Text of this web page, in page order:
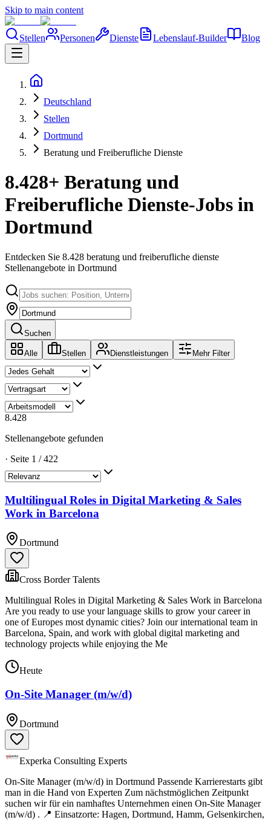
Skip to main content
Stellen Personen Dienste Lebenslauf-Builder Blog
Deutschland
Stellen
Dortmund
Beratung und Freiberufliche Dienste
8.428+ Beratung und
Freiberufliche Dienste-Jobs in
Dortmund
Entdecken Sie 8.428 beratung und freiberufliche dienste
Stellenangebote in Dortmund
Suchen
Alle Stellen Dienstleistungen Mehr Filter
8.428
Stellenangebote gefunden
· Seite 1 /422
Multilingual Roles in Digital Marketing & Sales
Work in Barcelona
Dortmund
Cross Border Talents
Multilingual Roles in Digital Marketing & Sales Work in Barcelona
Are you ready to use your language skills to grow your career in
one of Europes most dynamic cities? Join our international team in
Barcelona, Spain, and work with global digital marketing and
technology projects while enjoying the Me
Heute
On-Site Manager (m/w/d)
Dortmund
Experka Consulting Experts
On-Site Manager (m/w/d) in Dortmund Passende Karrierestarts gibt
man in die Hand von Experten Zum nächstmöglichen Zeitpunkt
suchen wir für ein namhaftes Unternehmen einen On-Site Manager
(m/w/d) . 📍 Einsatzorte: Hagen, Dortmund, Hamm, Gelsenkirchen,